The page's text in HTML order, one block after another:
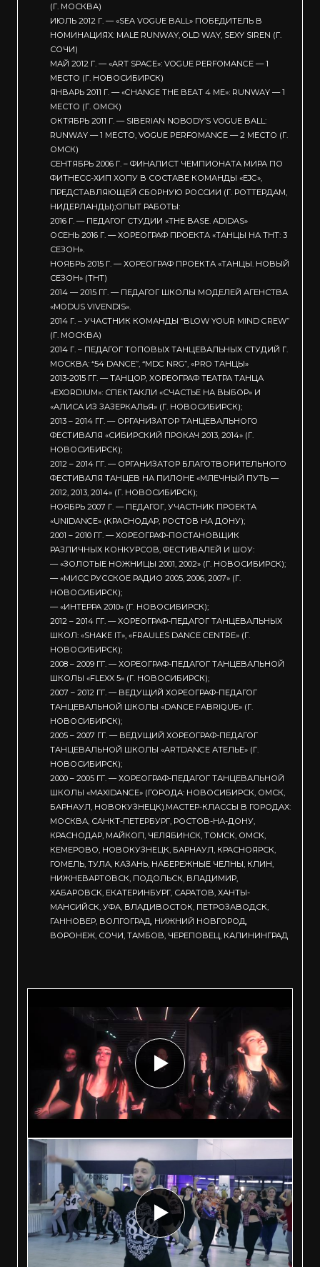
(Г. МОСКВА)
ИЮЛЬ 2012 Г. — «SEA VOGUE BALL» ПОБЕДИТЕЛЬ В
НОМИНАЦИЯХ: MALE RUNWAY, OLD WAY, SEXY SIREN (Г.
СОЧИ)
МАЙ 2012 Г. — «ART SPACE»: VOGUE PERFOMANCE — 1
МЕСТО (Г. НОВОСИБИРСК)
ЯНВАРЬ 2011 Г. — «CHANGE THE BEAT 4 ME»: RUNWAY — 1
МЕСТО (Г. ОМСК)
ОКТЯБРЬ 2011 Г. — SIBERIAN NOBODY’S VOGUE BALL:
RUNWAY — 1 МЕСТО, VOGUE PERFOMANCE — 2 МЕСТО (Г.
ОМСК)
СЕНТЯБРЬ 2006 Г. – ФИНАЛИСТ ЧЕМПИОНАТА МИРА ПО
ФИТНЕСС-ХИП ХОПУ В СОСТАВЕ КОМАНДЫ «EJC»,
ПРЕДСТАВЛЯЮЩЕЙ СБОРНУЮ РОССИИ (Г. РОТТЕРДАМ,
НИДЕРЛАНДЫ);ОПЫТ РАБОТЫ:
2016 Г. — ПЕДАГОГ СТУДИИ «THE BASE. ADIDAS»
ОСЕНЬ 2016 Г. — ХОРЕОГРАФ ПРОЕКТА «ТАНЦЫ НА ТНТ: 3
СЕЗОН».
НОЯБРЬ 2015 Г. — ХОРЕОГРАФ ПРОЕКТА «ТАНЦЫ. НОВЫЙ
СЕЗОН» (ТНТ)
2014 — 2015 ГГ. — ПЕДАГОГ ШКОЛЫ МОДЕЛЕЙ АГЕНСТВА
«MODUS VIVENDIS».
2014 Г. – УЧАСТНИК КОМАНДЫ “BLOW YOUR MIND CREW”
(Г. МОСКВА)
2014 Г. – ПЕДАГОГ ТОПОВЫХ ТАНЦЕВАЛЬНЫХ СТУДИЙ Г.
МОСКВА: “54 DANCE”, “MDC NRG”, «PRO ТАНЦЫ»
2013-2015 ГГ. — ТАНЦОР, ХОРЕОГРАФ ТЕАТРА ТАНЦА
«EXORDIUM»: СПЕКТАКЛИ «СЧАСТЬЕ НА ВЫБОР» И
«АЛИСА ИЗ ЗАЗЕРКАЛЬЯ» (Г. НОВОСИБИРСК);
2013 – 2014 ГГ. — ОРГАНИЗАТОР ТАНЦЕВАЛЬНОГО
ФЕСТИВАЛЯ «СИБИРСКИЙ ПРОКАЧ 2013, 2014» (Г.
НОВОСИБИРСК);
2012 – 2014 ГГ. — ОРГАНИЗАТОР БЛАГОТВОРИТЕЛЬНОГО
ФЕСТИВАЛЯ ТАНЦЕВ НА ПИЛОНЕ «МЛЕЧНЫЙ ПУТЬ —
2012, 2013, 2014» (Г. НОВОСИБИРСК);
НОЯБРЬ 2007 Г. — ПЕДАГОГ, УЧАСТНИК ПРОЕКТА
«UNIDANCE» (КРАСНОДАР, РОСТОВ НА ДОНУ);
2001 – 2010 ГГ. — ХОРЕОГРАФ-ПОСТАНОВЩИК
РАЗЛИЧНЫХ КОНКУРСОВ, ФЕСТИВАЛЕЙ И ШОУ:
— «ЗОЛОТЫЕ НОЖНИЦЫ 2001, 2002» (Г. НОВОСИБИРСК);
— «МИСС РУССКОЕ РАДИО 2005, 2006, 2007» (Г.
НОВОСИБИРСК);
— «ИНТЕРРА 2010» (Г. НОВОСИБИРСК);
2012 – 2014 ГГ. — ХОРЕОГРАФ-ПЕДАГОГ ТАНЦЕВАЛЬНЫХ
ШКОЛ: «SHAKE IT», «FRAULES DANCE CENTRE» (Г.
НОВОСИБИРСК);
2008 – 2009 ГГ. — ХОРЕОГРАФ-ПЕДАГОГ ТАНЦЕВАЛЬНОЙ
ШКОЛЫ «FLEXX 5» (Г. НОВОСИБИРСК);
2007 – 2012 ГГ. — ВЕДУЩИЙ ХОРЕОГРАФ-ПЕДАГОГ
ТАНЦЕВАЛЬНОЙ ШКОЛЫ «DANCE FABRIQUE» (Г.
НОВОСИБИРСК);
2005 – 2007 ГГ. — ВЕДУЩИЙ ХОРЕОГРАФ-ПЕДАГОГ
ТАНЦЕВАЛЬНОЙ ШКОЛЫ «ARTDANCE АТЕЛЬЕ» (Г.
НОВОСИБИРСК);
2000 – 2005 ГГ. — ХОРЕОГРАФ-ПЕДАГОГ ТАНЦЕВАЛЬНОЙ
ШКОЛЫ «MAXIDANCE» (ГОРОДА: НОВОСИБИРСК, ОМСК,
БАРНАУЛ, НОВОКУЗНЕЦК).МАСТЕР-КЛАССЫ В ГОРОДАХ:
МОСКВА, САНКТ-ПЕТЕРБУРГ, РОСТОВ-НА-ДОНУ,
КРАСНОДАР, МАЙКОП, ЧЕЛЯБИНСК, ТОМСК, ОМСК,
КЕМЕРОВО, НОВОКУЗНЕЦК, БАРНАУЛ, КРАСНОЯРСК,
ГОМЕЛЬ, ТУЛА, КАЗАНЬ, НАБЕРЕЖНЫЕ ЧЕЛНЫ, КЛИН,
НИЖНЕВАРТОВСК, ПОДОЛЬСК, ВЛАДИМИР,
ХАБАРОВСК, ЕКАТЕРИНБУРГ, САРАТОВ, ХАНТЫ-
МАНСИЙСК, УФА, ВЛАДИВОСТОК, ПЕТРОЗАВОДСК,
ГАННОВЕР, ВОЛГОГРАД, НИЖНИЙ НОВГОРОД,
ВОРОНЕЖ, СОЧИ, ТАМБОВ, ЧЕРЕПОВЕЦ, КАЛИНИНГРАД